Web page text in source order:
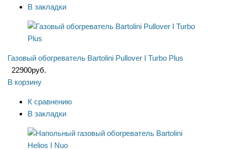
В закладки
Газовый обогреватель Bartolini Pullover I Turbo Plus
22900руб.
В корзину
К сравнению
В закладки